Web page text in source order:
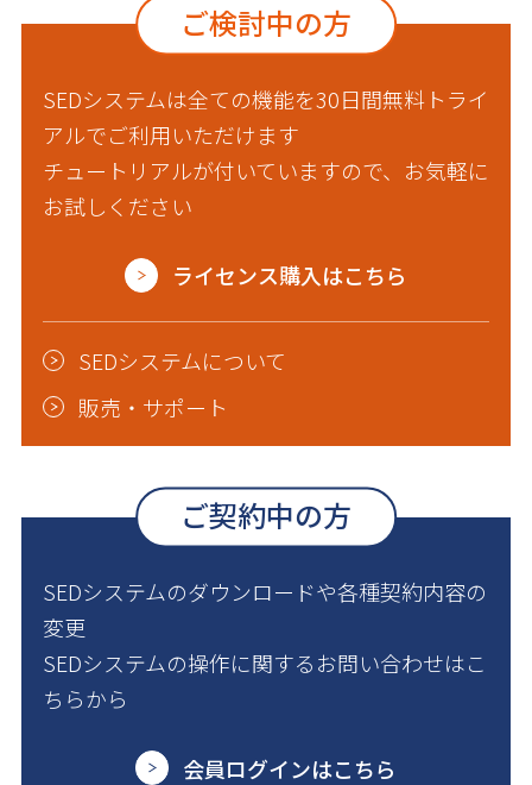
ご検討中の方
SEDシステムは全ての機能を30日間無料トライ
アルでご利用いただけます
チュートリアルが付いていますので、お気軽に
お試しください
ライセンス購入はこちら
SEDシステムについて
販売・サポート
ご契約中の方
SEDシステムのダウンロードや各種契約内容の
変更
SEDシステムの操作に関するお問い合わせはこ
ちらから
会員ログインはこちら